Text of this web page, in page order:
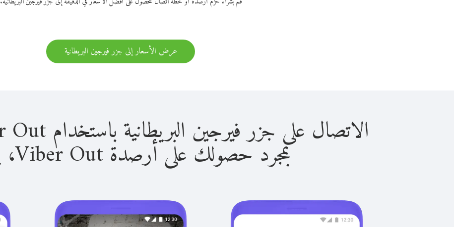
عرض الأسعار إلى جزر فيرجين البريطانية
الاتصال على جزر فيرجين البريطانية باستخدام Viber Out سهل للغاية.
بمجرد حصولك على أرصدة Viber Out، يمكنك: